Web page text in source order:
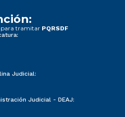
para tramitar PQRSDF
Judicial:
Judicial - DEAJ: